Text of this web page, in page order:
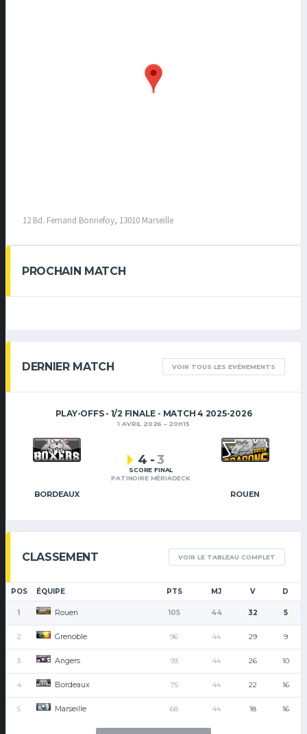
12 Bd. Fernand Bonnefoy, 13010 Marseille
PROCHAIN MATCH
DERNIER MATCH VOIR TOUS LES EVÉNEMENTS
PLAY-OFFS - 1/2 FINALE - MATCH 4 2025-2026
1 AVRIL 2026 20H15
BORDEAUX ROUEN
4 -3
SCORE FINAL
PATINOIRE MÉRIADECK
CLASSEMENT VOIR LE TABLEAU COMPLET
POS ÉQUIPE PTS MJ V D
1 Rouen 105 44 32 5
2 Grenoble 96 44 29 9
3 Angers 93 44 26 10
4 Bordeaux 75 44 22 16
5 Marseille 68 44 18 16